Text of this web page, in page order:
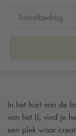
Totaalbedrag
In het hart van de
van het IJ, vind je
een plek waar